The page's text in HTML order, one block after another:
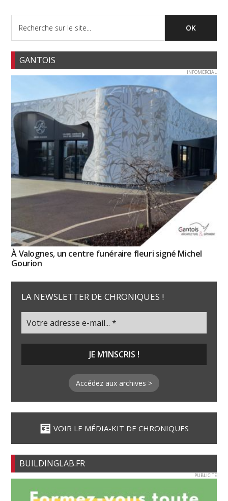
GANTOIS
INFOMERCIAL
À Valognes, un centre funéraire fleuri signé Michel
Gourion
LA NEWSLETTER DE CHRONIQUES !
Accédez aux archives >
VOIR LE MÉDIA-KIT DE CHRONIQUES
BUILDINGLAB.FR
PUBLICITE